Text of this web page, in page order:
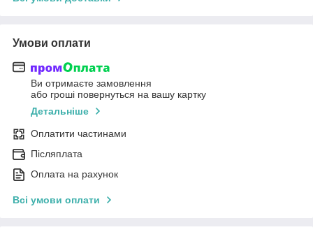
Умови оплати
Ви отримаєте замовлення
або гроші повернуться на вашу картку
Детальніше
Оплатити частинами
Післяплата
Оплата на рахунок
Всі умови оплати